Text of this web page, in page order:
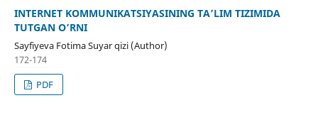
INTERNET KOMMUNIKATSIYASINING TA’LIM TIZIMIDA
TUTGAN O’RNI
Sayfiyeva Fotima Suyar qizi (Author)
172-174
PDF